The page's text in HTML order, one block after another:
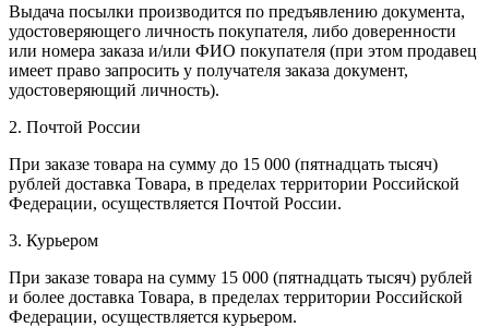
Выдача посылки производится по предъявлению документа,
удостоверяющего личность покупателя, либо доверенности
или номера заказа и/или ФИО покупателя (при этом продавец
имеет право запросить у получателя заказа документ,
удостоверяющий личность).
2. Почтой России
При заказе товара на сумму до 15 000 (пятнадцать тысяч)
рублей доставка Товара, в пределах территории Российской
Федерации, осуществляется Почтой России.
3. Курьером
При заказе товара на сумму 15 000 (пятнадцать тысяч) рублей
и более доставка Товара, в пределах территории Российской
Федерации, осуществляется курьером.